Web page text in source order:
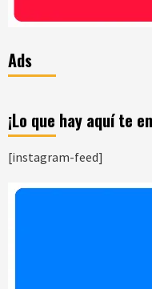
Ads
¡Lo que hay aquí te
[instagram-feed]